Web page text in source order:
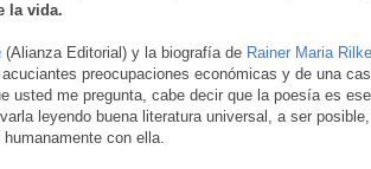
la vida.
(Alianza Editorial) y la biografía de Rainer Maria Rilke
preocupaciones económicas y de una
usted me pregunta, cabe decir que la poesía es
leyendo buena literatura universal, a ser
con ella.